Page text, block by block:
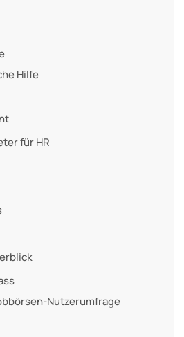
Hilfe
für HR
Nutzerumfrage